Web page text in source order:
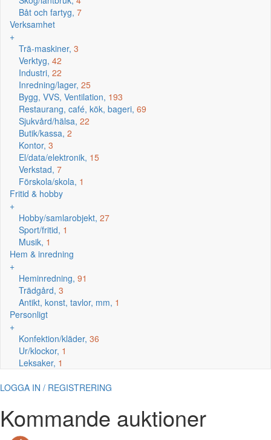
Båt och fartyg, 7
Verksamhet
+
Trä-maskiner, 3
Verktyg, 42
Industri, 22
Inredning/lager, 25
Bygg, VVS, Ventilation, 193
Restaurang, café, kök, bageri, 69
Sjukvård/hälsa, 22
Butik/kassa, 2
Kontor, 3
El/data/elektronik, 15
Verkstad, 7
Förskola/skola, 1
Fritid & hobby
+
Hobby/samlarobjekt, 27
Sport/fritid, 1
Musik, 1
Hem & inredning
+
Heminredning, 91
Trädgård, 3
Antikt, konst, tavlor, mm, 1
Personligt
+
Konfektion/kläder, 36
Ur/klockor, 1
Leksaker, 1
LOGGA IN / REGISTRERING
Kommande auktioner